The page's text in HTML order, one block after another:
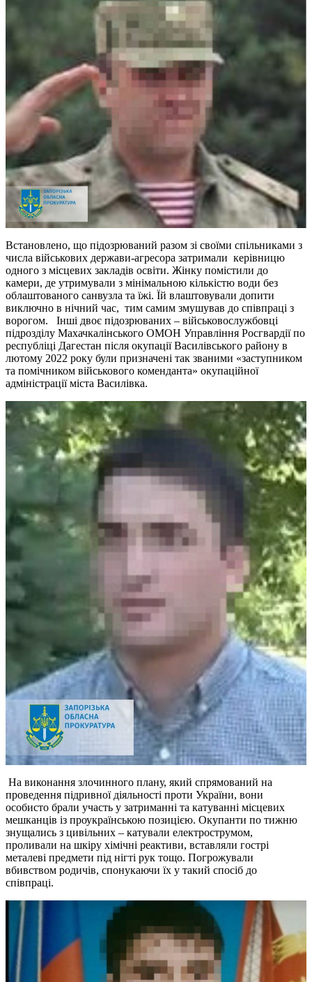
Встановлено, що підозрюваний разом зі своїми спільниками з
числа військових держави-агресора затримали керівницю
одного з місцевих закладів освіти. Жінку помістили до
камери, де утримували з мінімальною кількістю води без
облаштованого санвузла та їжі. Їй влаштовували допити
виключно в нічний час, тим самим змушував до співпраці з
ворогом. Інші двоє підозрюваних – військовослужбовці
підрозділу Махачкалінського ОМОН Управління Росгвардії по
республіці Дагестан після окупації Василівського району в
лютому 2022 року були призначені так званими «заступником
та помічником військового коменданта» окупаційної
адміністрації міста Василівка.
На виконання злочинного плану, який спрямований на
проведення підривної діяльності проти України, вони
особисто брали участь у затриманні та катуванні місцевих
мешканців із проукраїнською позицією. Окупанти по тижню
знущались з цивільних – катували електрострумом,
проливали на шкіру хімічні реактиви, вставляли гострі
металеві предмети під нігті рук тощо. Погрожували
вбивством родичів, спонукаючи їх у такий спосіб до
співпраці.